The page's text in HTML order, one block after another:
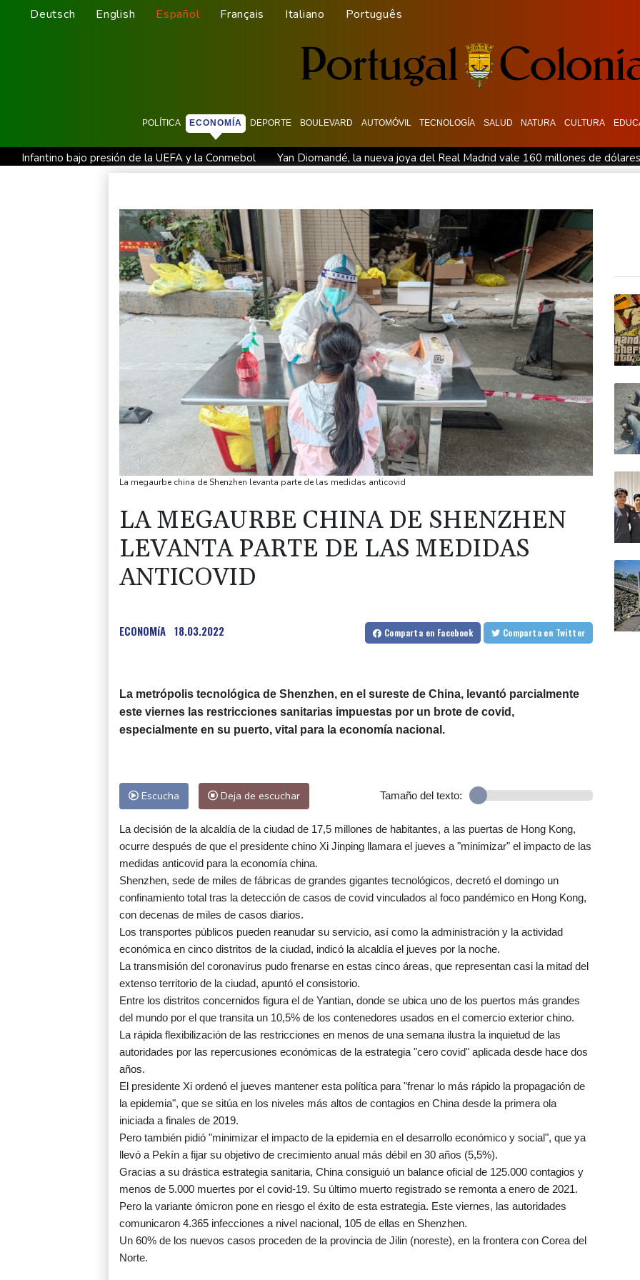
Deutsch English Español Français Italiano Português
POLÍTICA ECONOMÍA DEPORTE BOULEVARD AUTOMÓVIL TECNOLOGÍA SALUD NATURA CULTURA
Infantino bajo presión de la UEFA y la Conmebol
Yan Diomandé, la nueva joya del Real Madrid vale 160 millones de dólares
Un comité del Senado de EEUU declara en desacato al ex responsable de la lucha anticovid Anthony Fauci
Irán amenazó
Netflix estrenará en primicia un adelanto del videojuego GTA VI
Aumento récord de las notificaciones por radicalización en
La megaurbe china de Shenzhen levanta parte de las medidas anticovid
LA MEGAURBE CHINA DE SHENZHEN
LEVANTA PARTE DE LAS MEDIDAS
ANTICOVID
ECONOMíA 18.03.2022 Comparta en Facebook Comparta en Twitter
La metrópolis tecnológica de Shenzhen, en el sureste de China, levantó parcialmente
este viernes las restricciones sanitarias impuestas por un brote de covid,
especialmente en su puerto, vital para la economía nacional.
Escucha Deja de escuchar Tamaño del texto:
La decisión de la alcaldía de la ciudad de 17,5 millones de habitantes, a las puertas de Hong Kong,
ocurre después de que el presidente chino Xi Jinping llamara el jueves a "minimizar" el impacto de las
medidas anticovid para la economía china.
Shenzhen, sede de miles de fábricas de grandes gigantes tecnológicos, decretó el domingo un
confinamiento total tras la detección de casos de covid vinculados al foco pandémico en Hong Kong,
con decenas de miles de casos diarios.
Los transportes públicos pueden reanudar su servicio, así como la administración y la actividad
económica en cinco distritos de la ciudad, indicó la alcaldía el jueves por la noche.
La transmisión del coronavirus pudo frenarse en estas cinco áreas, que representan casi la mitad del
extenso territorio de la ciudad, apuntó el consistorio.
Entre los distritos concernidos figura el de Yantian, donde se ubica uno de los puertos más grandes
del mundo por el que transita un 10,5% de los contenedores usados en el comercio exterior chino.
La rápida flexibilización de las restricciones en menos de una semana ilustra la inquietud de las
autoridades por las repercusiones económicas de la estrategia "cero covid" aplicada desde hace dos
años.
El presidente Xi ordenó el jueves mantener esta política para "frenar lo más rápido la propagación de
la epidemia", que se sitúa en los niveles más altos de contagios en China desde la primera ola
iniciada a finales de 2019.
Pero también pidió "minimizar el impacto de la epidemia en el desarrollo económico y social", que ya
llevó a Pekín a fijar su objetivo de crecimiento anual más débil en 30 años (5,5%).
Gracias a su drástica estrategia sanitaria, China consiguió un balance oficial de 125.000 contagios y
menos de 5.000 muertes por el covid-19. Su último muerto registrado se remonta a enero de 2021.
Pero la variante ómicron pone en riesgo el éxito de esta estrategia. Este viernes, las autoridades
comunicaron 4.365 infecciones a nivel nacional, 105 de ellas en Shenzhen.
Un 60% de los nuevos casos proceden de la provincia de Jilin (noreste), en la frontera con Corea del
Norte.